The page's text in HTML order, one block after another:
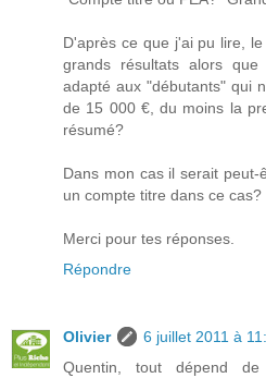
D'après ce que j'ai pu lire,
grands résultats alors
adapté aux "débutants" qui
de 15 000 €, du moins la
résumé?
Dans mon cas il serait
un compte titre dans ce cas?
Merci pour tes réponses.
Répondre
Olivier
6 juillet 2011 à
Quentin, tout dépend